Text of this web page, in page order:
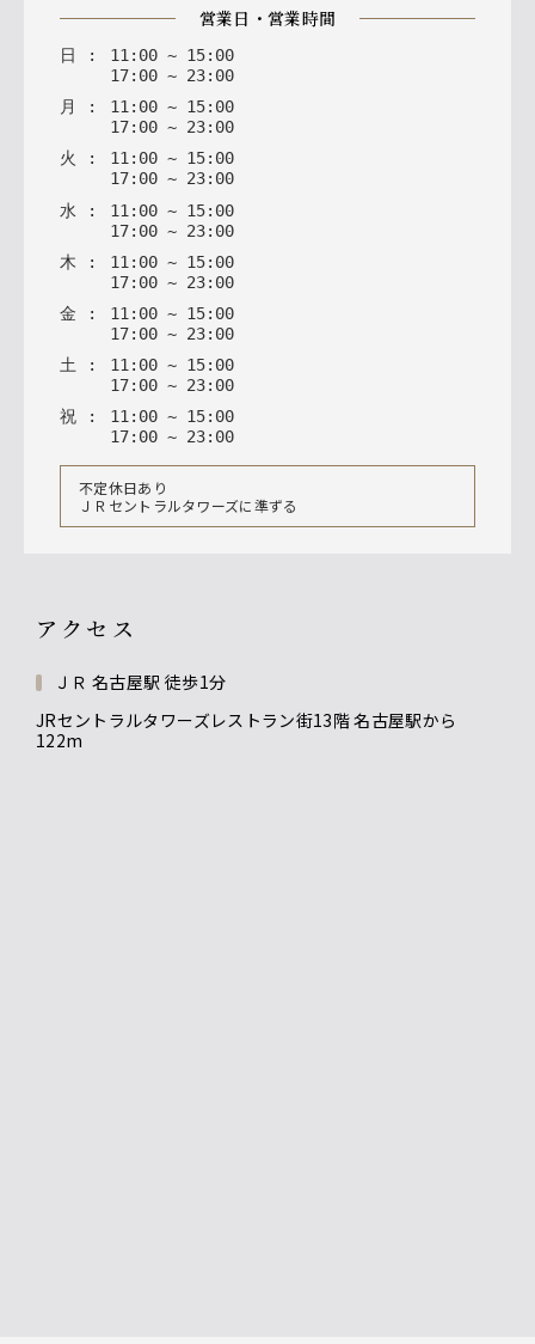
営業日・営業時間
日 : 11 : 00 ~ 15: 00
17: 00 ~ 23: 00
月
: 11: 00 ~ 15: 00
17: 00 ~ 23: 00
火
: 11: 00 ~ 15: 00
17: 00 ~ 23: 00
水 : 11 : 00 ~ 15: 00
17: 00 ~ 23: 00
木 : 11 : 00 ~ 15: 00
17: 00 ~ 23: 00
金 : 11 : 00 ~ 15: 00
17: 00 ~ 23: 00
土 : 11 : 00 ~ 15: 00
17: 00 ~ 23: 00
祝 : 11: 00 ~ 15: 00
17: 00 ~ 23: 00
不定休日あり
ＪＲセントラルタワーズに準ずる
アクセス
ＪＲ 名古屋駅 徒歩1分
JRセントラルタワーズレストラン街13階 名古屋駅から
122m